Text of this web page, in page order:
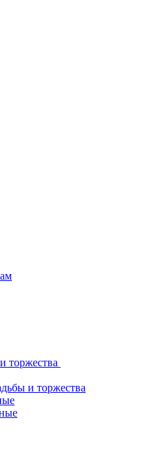
торжества
и торжества